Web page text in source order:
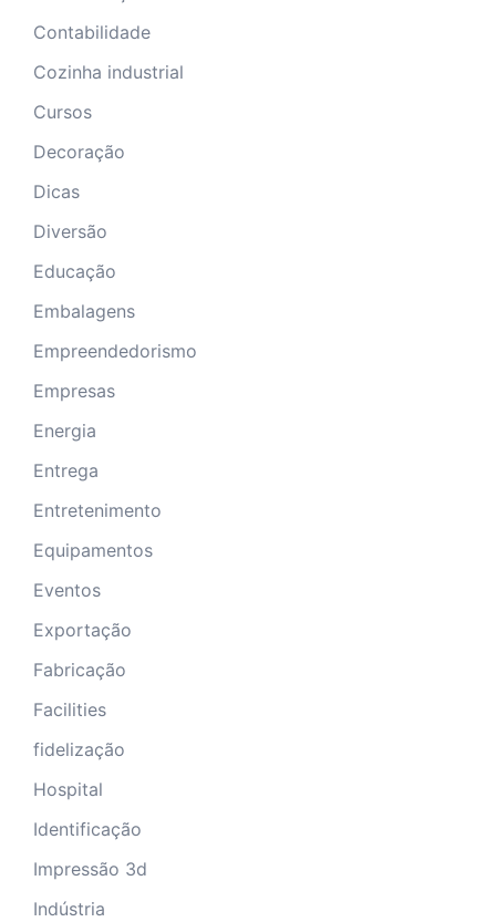
Contabilidade
Cozinha industrial
Cursos
Decoração
Dicas
Diversão
Educação
Embalagens
Empreendedorismo
Empresas
Energia
Entrega
Entretenimento
Equipamentos
Eventos
Exportação
Fabricação
Facilities
fidelização
Hospital
Identificação
Impressão 3d
Indústria